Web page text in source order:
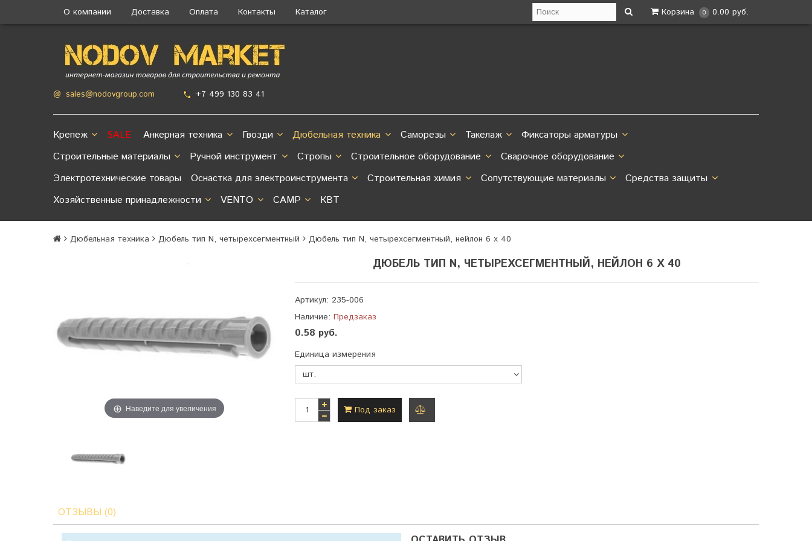
О компании Доставка Оплата Контакты Каталог Корзина 0 0.00 руб.
@ sales@nodovgroup.com +7 499 130 83 41
Крепеж SALE Анкерная техника Гвозди Дюбельная техника Саморезы Такелаж
Фиксаторы арматуры
Строительные материалы
Ручной инструмент Стропы Строительное оборудование
Сварочное оборудование
Электротехнические товары
Оснастка для электроинструмента Строительная химия Сопутствующие материалы
Средства защиты
Хозяйственные принадлежности
VENTO CAMP КВТ
Дюбельная техника Дюбель тип N, четырехсегментный Дюбель тип N, четырехсегментный, нейлон 6 х 40
Наведите для увеличения
ДЮБЕЛЬ ТИП N, ЧЕТЫРЕХСЕГМЕНТНЫЙ, НЕЙЛОН 6 Х 40
Артикул: 235-006
Наличие: Предзаказ
0.58 руб.
Единица измерения
Под заказ
ОТЗЫВЫ (0)